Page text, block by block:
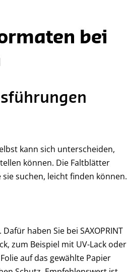
bei
kann sich unterscheiden,
können. Die Faltblätter
suchen, leicht finden können.
haben Sie bei SAXOPRINT
zum Beispiel mit UV-Lack oder
auf das gewählte Papier